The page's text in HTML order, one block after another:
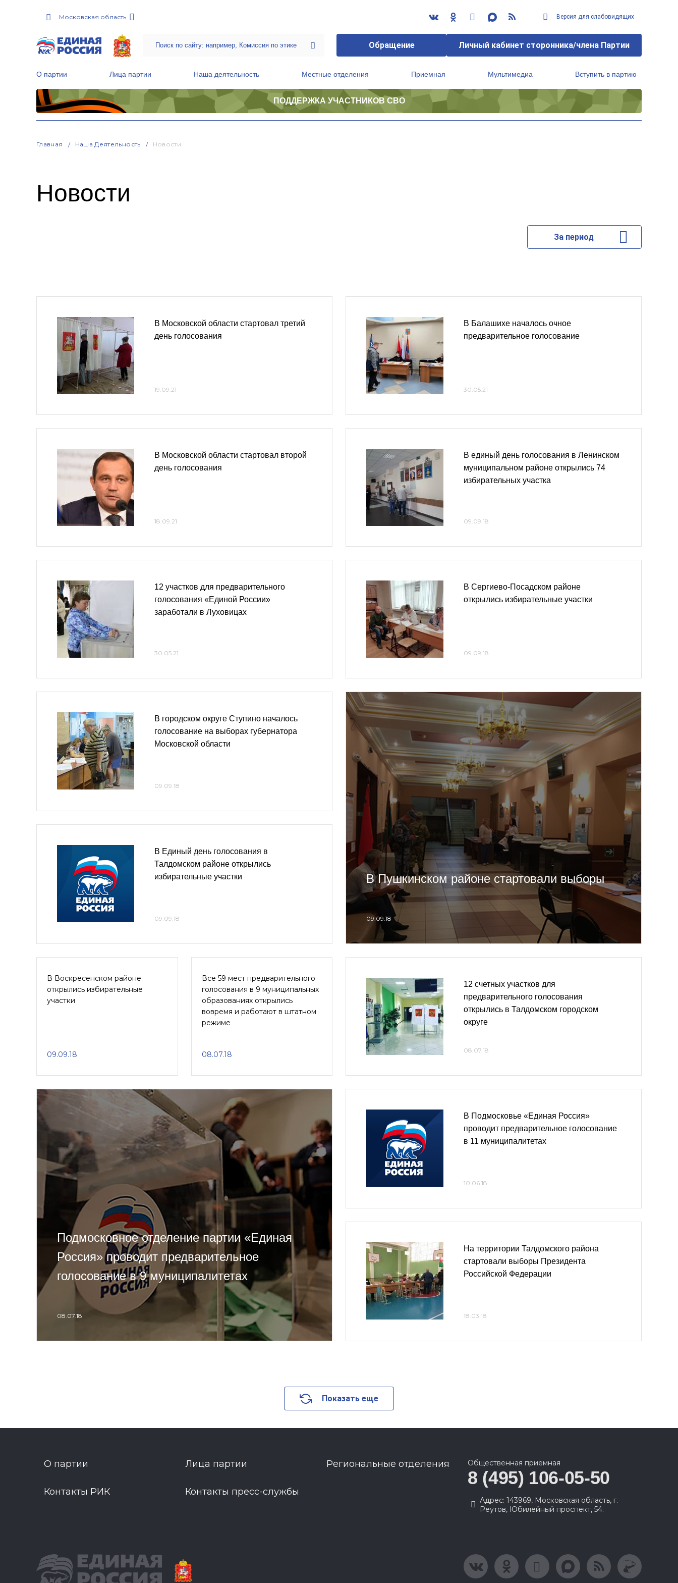
Московская область Версия для слабовидящих
Обращение Личный кабинет сторонника/члена Партии
О партии Лица партии Наша деятельность Местные отделения Приемная Мультимедиа Вступить в партию
ПОДДЕРЖКА УЧАСТНИКОВ СВО
Главная Наша Деятельность Новости
Новости
За период
В Московской области стартовал третий
день голосования
19.09.21
В Московской области стартовал второй
день голосования
18.09.21
12 участков для предварительного
голосования «Единой России»
заработали в Луховицах
30.05.21
В Балашихе началось очное
предварительное голосование
30.05.21
В единый день голосования в Ленинском
муниципальном районе открылись 74
избирательных участка
09.09.18
В Сергиево-Посадском районе
открылись избирательные участки
09.09.18
В городском округе Ступино началось
голосование на выборах губернатора
Московской области
09.09.18
В Единый день голосования в
Талдомском районе открылись
избирательные участки
09.09.18
В Пушкинском районе стартовали выборы
09.09.18
В Воскресенском районе
открылись избирательные
участки
09.09.18
Все 59 мест предварительного
голосования в 9 муниципальных
образованиях открылись
вовремя и работают в штатном
режиме
08.07.18
12 счетных участков для
предварительного голосования
открылись в Талдомском городском
округе
08.07.18
Подмосковное отделение партии «Единая
Россия» проводит предварительное
голосование в 9 муниципалитетах
08.07.18
В Подмосковье «Единая Россия»
проводит предварительное голосование
в 11 муниципалитетах
10.06.18
На территории Талдомского района
стартовали выборы Президента
Российской Федерации
18.03.18
Показать еще
О партии Лица партии Региональные отделения
Контакты РИК Контакты пресс-службы
Общественная приемная
8 (495) 106-05-50
Адрес: 143969, Московская область, г.
Реутов, Юбилейный проспект, 54.